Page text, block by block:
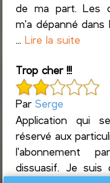
de ma part. Les
m'a dépanné dans
...Lire la suite
Trop cher !!!
ParSerge
Application qui
réservé aux
l'abonnement
dissuasif. Je suis